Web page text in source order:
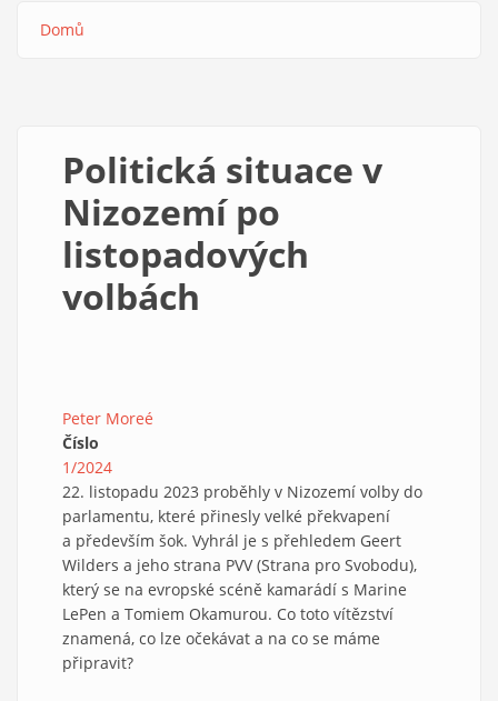
Domů
Politická situace v
Nizozemí po
listopadových
volbách
Peter Moreé
Číslo
1/2024
22. listopadu 2023 proběhly v Nizozemí volby do
parlamentu, které přinesly velké překvapení
a především šok. Vyhrál je s přehledem Geert
Wilders a jeho strana PVV (Strana pro Svobodu),
který se na evropské scéně kamarádí s Marine
LePen a Tomiem Okamurou. Co toto vítězství
znamená, co lze očekávat a na co se máme
připravit?